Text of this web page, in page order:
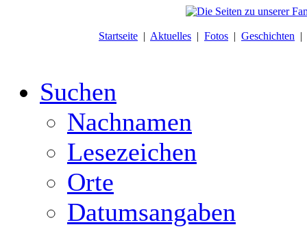
Startseite | Aktuelles | Fotos | Geschichten |
Suchen
Nachnamen
Lesezeichen
Orte
Datumsangaben